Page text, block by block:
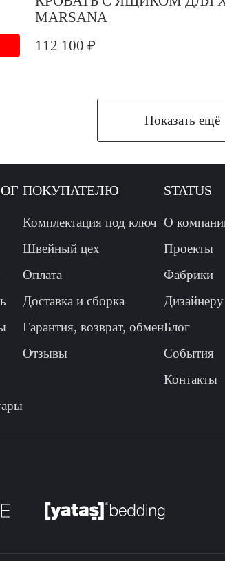
MARSANA
112 100 ₽
Показать ещё
ПОКУПАТЕЛЮ
Комплектация под ключ
Швейный цех
Оплата
Доставка и сборка
Гарантия, возврат, обмен
Отзывы
STATUS
О
Проекты
Фабрики
Дизайнеру
Блог
События
Контакты